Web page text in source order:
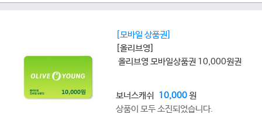
[모바일 상품권]
[올리브영]
올리브영 모바일상품권 10,000원권
보너스캐쉬 10,000원
상품이 모두 소진되었습니다.